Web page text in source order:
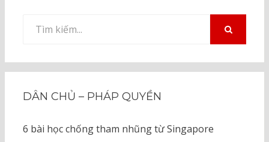
kiếm
DÂN CHỦ – PHÁP QUYỀN
6 bài học chống tham nhũng từ Singapore